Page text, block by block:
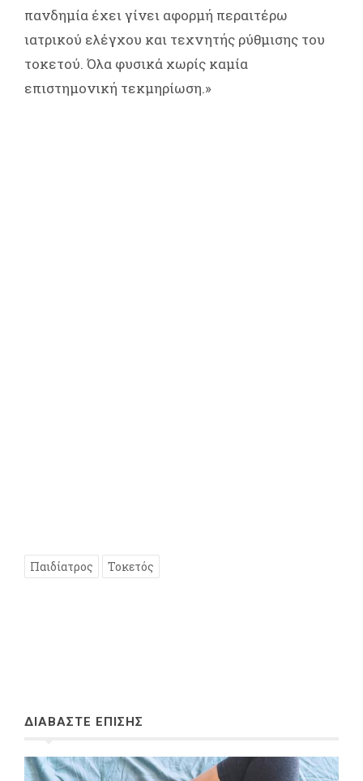
πανδημία έχει γίνει αφορμή περαιτέρω
ιατρικού ελέγχου και τεχνητής ρύθμισης του
τοκετού. Όλα φυσικά χωρίς καμία
επιστημονική τεκμηρίωση.»
Παιδίατρος Τοκετός
ΔΙΑΒΑΣΤΕ ΕΠΙΣΗΣ